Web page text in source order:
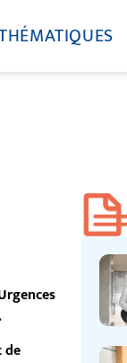
de